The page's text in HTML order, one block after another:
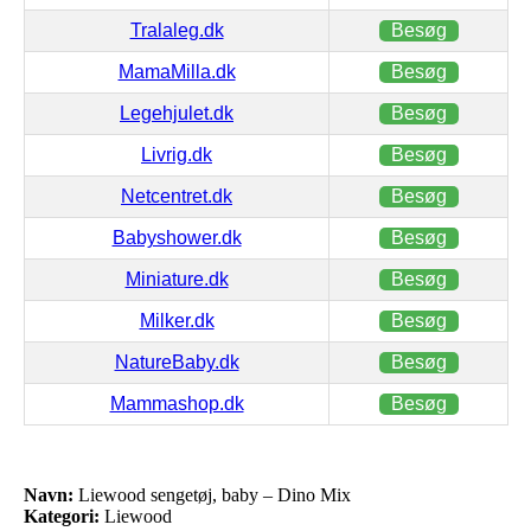
Tralaleg.dk Besøg
MamaMilla.dk Besøg
Legehjulet.dk Besøg
Livrig.dk Besøg
Netcentret.dk Besøg
Babyshower.dk Besøg
Miniature.dk Besøg
Milker.dk Besøg
NatureBaby.dk Besøg
Mammashop.dk Besøg
Navn: Liewood sengetøj, baby – Dino Mix
Kategori: Liewood